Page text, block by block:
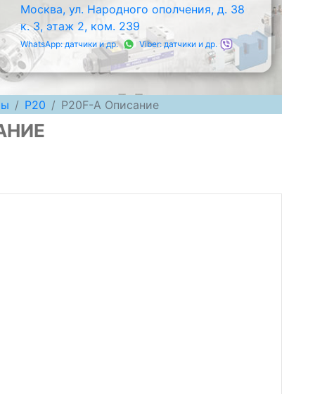
Москва, ул. Народного ополчения, д. 38
к. 3, этаж 2, ком. 239
WhatsApp: датчики и др. Viber: датчики и др.
P20 P20F-A Описание